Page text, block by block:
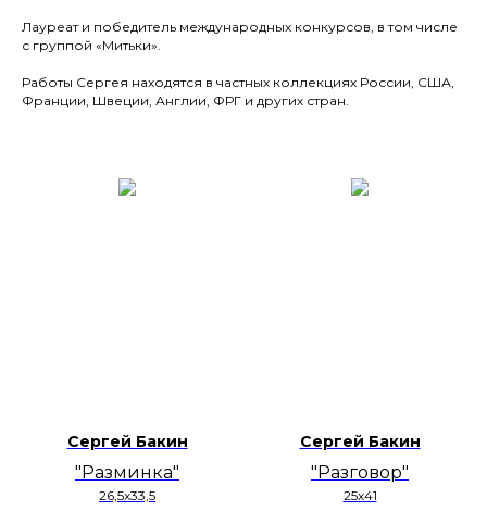
Лауреат и победитель международных конкурсов, в том числе
с группой «Митьки».
Работы Сергея находятся в частных коллекциях России, США,
Франции, Швеции, Англии, ФРГ и других стран.
Сергей Бакин
"Разминка"
26,5х33,5
Сергей Бакин
"Разговор"
25х41